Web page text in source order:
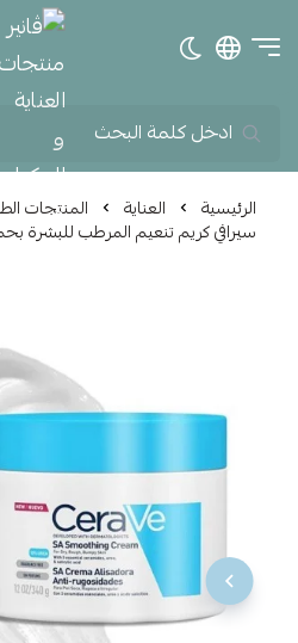
تبديل الوضع الداكن
الرئيسية العناية المنتجات
سيرافي كريم تنعيم المرطب للبشرة